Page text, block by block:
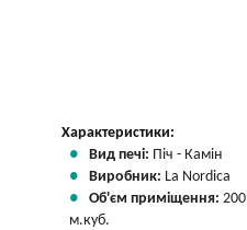
Характеристики:
Вид печі: Піч - Камін
Виробник: La Nordica
Об'єм приміщення:
м.куб.